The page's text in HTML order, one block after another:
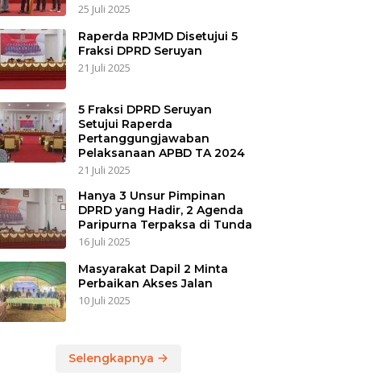
25 Juli 2025
Raperda RPJMD Disetujui 5
Fraksi DPRD Seruyan
21 Juli 2025
5 Fraksi DPRD Seruyan
Setujui Raperda
Pertanggungjawaban
Pelaksanaan APBD TA 2024
21 Juli 2025
Hanya 3 Unsur Pimpinan
DPRD yang Hadir, 2 Agenda
Paripurna Terpaksa di Tunda
16 Juli 2025
Masyarakat Dapil 2 Minta
Perbaikan Akses Jalan
10 Juli 2025
Selengkapnya